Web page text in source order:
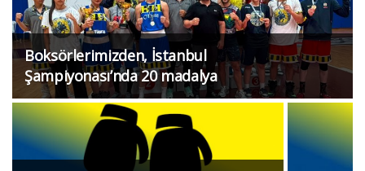
Boksörlerimizden, İstanbul
Şampiyonası’nda 20 madalya